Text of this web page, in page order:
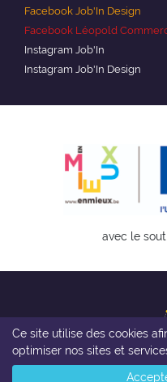
Facebook Job'In Design
Facebook Léopold
Instagram Job'In
Instagram Job'In Design
avec le
Ce site utilise des cookies
optimiser nos sites et